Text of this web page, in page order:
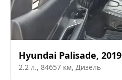
Hyundai Palisade, 2019
2.2 л., 84657 км, Дизель